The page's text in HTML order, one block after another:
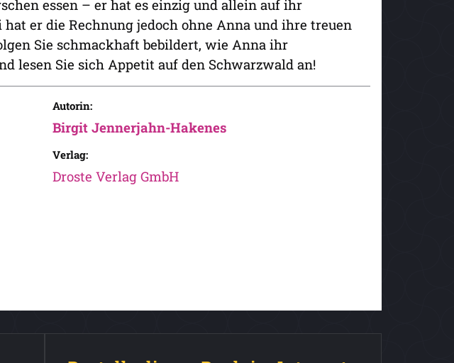
essen – er hat es einzig und allein auf ihr
hat er die Rechnung jedoch ohne Anna und ihre treuen
Sie schmackhaft bebildert, wie Anna ihr
lesen Sie sich Appetit auf den Schwarzwald an!
Autorin:
Birgit Jennerjahn-Hakenes
Verlag:
Droste Verlag GmbH